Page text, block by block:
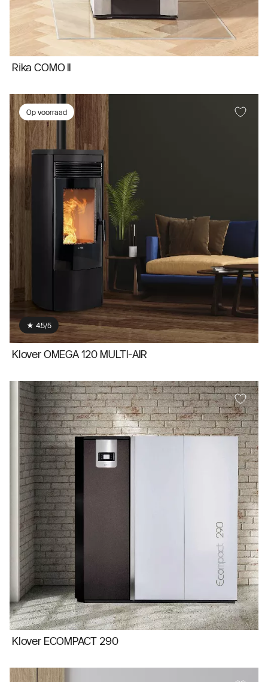
Rika COMO II
Op voorraad
★ 4.5/5
Klover OMEGA 120 MULTI-AIR
Klover ECOMPACT 290